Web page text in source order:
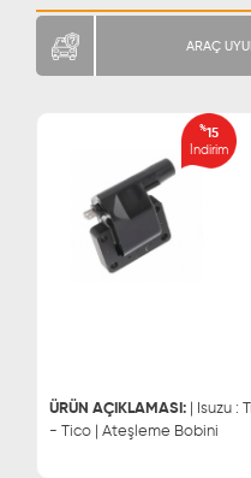
ARAÇ
%15
İndirim
ÜRÜN AÇIKLAMASI: | Isuzu :
- Tico | Ateşleme Bobini